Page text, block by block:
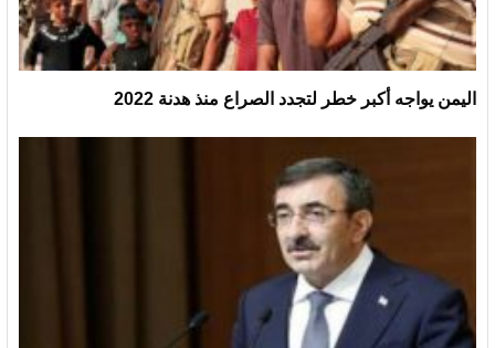
اليمن يواجه أكبر خطر لتجدد الصراع منذ هدنة 2022